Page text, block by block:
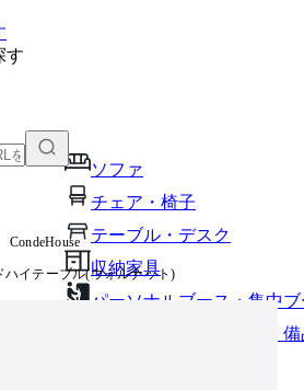
す
ソファ
チェア・椅子
テーブル・デスク
収納家具
パーソナルブース・集中
オフィスアクセサリー・
を貼り付けて、カートに追加できます
CondeHouse
ハイテーブル(ウォルナット)